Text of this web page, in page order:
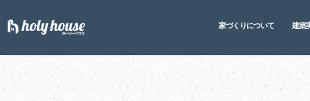
家づくりについて 建築